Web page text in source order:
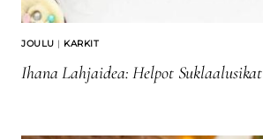
JOULU | KARKIT
Ihana Lahjaidea: Helpot Suklaalusikat